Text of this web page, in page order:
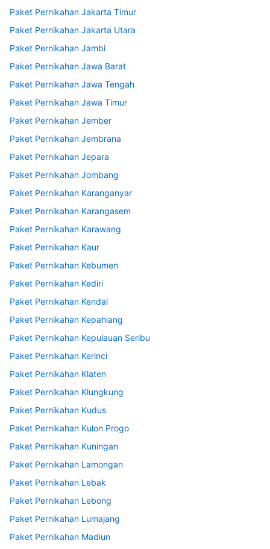
Paket Pernikahan Jakarta Timur
Paket Pernikahan Jakarta Utara
Paket Pernikahan Jambi
Paket Pernikahan Jawa Barat
Paket Pernikahan Jawa Tengah
Paket Pernikahan Jawa Timur
Paket Pernikahan Jember
Paket Pernikahan Jembrana
Paket Pernikahan Jepara
Paket Pernikahan Jombang
Paket Pernikahan Karanganyar
Paket Pernikahan Karangasem
Paket Pernikahan Karawang
Paket Pernikahan Kaur
Paket Pernikahan Kebumen
Paket Pernikahan Kediri
Paket Pernikahan Kendal
Paket Pernikahan Kepahiang
Paket Pernikahan Kepulauan Seribu
Paket Pernikahan Kerinci
Paket Pernikahan Klaten
Paket Pernikahan Klungkung
Paket Pernikahan Kudus
Paket Pernikahan Kulon Progo
Paket Pernikahan Kuningan
Paket Pernikahan Lamongan
Paket Pernikahan Lebak
Paket Pernikahan Lebong
Paket Pernikahan Lumajang
Paket Pernikahan Madiun